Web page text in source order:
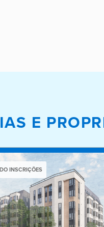
E
INSCRIÇÕES